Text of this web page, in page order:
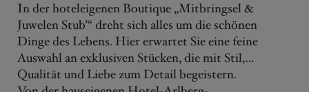
In der hoteleigenen Boutique „Mitbringsel &
Juwelen Stub’“ dreht sich alles um die schönen
Dinge des Lebens. Hier erwartet Sie eine feine
Auswahl an exklusiven Stücken, die mit Stil,
Qualität und Liebe zum Detail begeistern.